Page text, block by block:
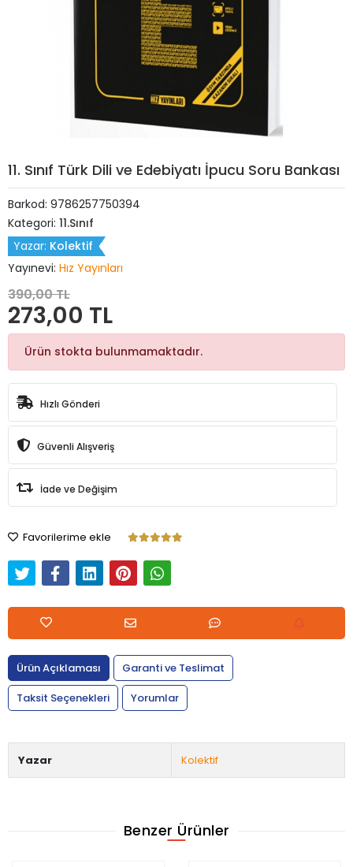
11. Sınıf Türk Dili ve Edebiyatı İpucu Soru Bankası
Barkod: 9786257750394
Kategori: 11.Sınıf
Yazar: Kolektif
Yayınevi: Hız Yayınları
390,00 TL
273,00 TL
Ürün stokta bulunmamaktadır.
Hızlı Gönderi
Güvenli Alışveriş
İade ve Değişim
Favorilerime ekle
Ürün Açıklaması
Garanti ve Teslimat
Taksit Seçenekleri
Yorumlar
Yazar Kolektif
Benzer Ürünler